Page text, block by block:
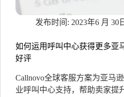
2023年6 月 30
如何运用呼叫中心获得更多亚
好评
Callnovo全球客服方案为亚马
业呼叫中心支持，帮助卖家提